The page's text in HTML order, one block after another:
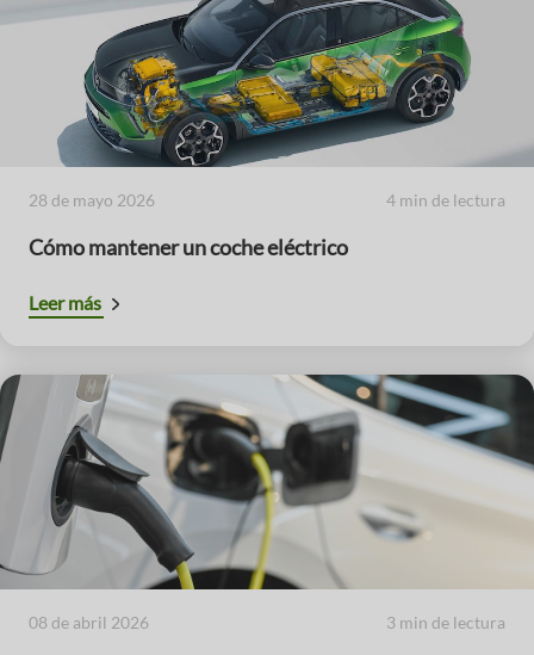
28 de mayo 2026 4 min de lectura
Cómo mantener un coche eléctrico
Leer más
08 de abril 2026 3 min de lectura